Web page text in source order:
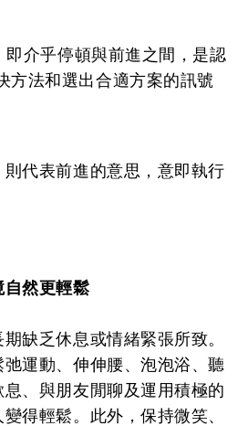
介乎停頓與前進之間，是認
方法和選出合適方案的訊號
代表前進的意思，意即執行
然更輕鬆
缺乏休息或情緒緊張所致。
運動、伸伸腰、泡泡浴、聽
、與朋友閒聊及運用積極的
得輕鬆。此外，保持微笑、